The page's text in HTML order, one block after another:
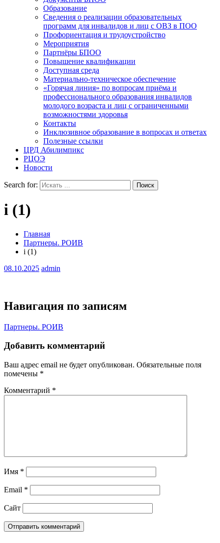
Образование
Сведения о реализации образовательных
программ для инвалидов и лиц с ОВЗ в ПОО
Профориентация и трудоустройство
Мероприятия
Партнёры БПОО
Повышение квалификации
Доступная среда
Материально-техническое обеспечение
«Горячая линия» по вопросам приёма и
профессионального образования инвалидов
молодого возраста и лиц с ограниченными
возможностями здоровья
Контакты
Инклюзивное образование в вопросах и ответах
Полезные ссылки
ЦРД Абилимпикс
РЦОЭ
Новости
Search for:
i (1)
Главная
Партнеры. РОИВ
i (1)
08.10.2025 admin
Навигация по записям
Партнеры. РОИВ
Добавить комментарий
Ваш адрес email не будет опубликован. Обязательные поля
помечены *
Комментарий *
Имя *
Email *
Сайт